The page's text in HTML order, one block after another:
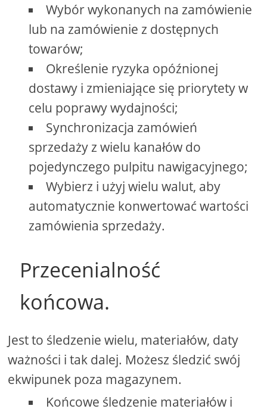
Wybór wykonanych na zamówienie
lub na zamówienie z dostępnych
towarów;
Określenie ryzyka opóźnionej
dostawy i zmieniające się priorytety w
celu poprawy wydajności;
Synchronizacja zamówień
sprzedaży z wielu kanałów do
pojedynczego pulpitu nawigacyjnego;
Wybierz i użyj wielu walut, aby
automatycznie konwertować wartości
zamówienia sprzedaży.
Przecenialność
końcowa.
Jest to śledzenie wielu, materiałów, daty
ważności i tak dalej. Możesz śledzić swój
ekwipunek poza magazynem.
Końcowe śledzenie materiałów i